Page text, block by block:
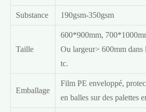
Substance 190gsm-350gsm
Taille
600*900mm,
Ou largeur> 600mm dans
tc.
Emballage
Film PE enveloppé,
en balles sur des palettes